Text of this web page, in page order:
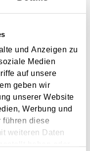
und Anzeigen zu
Medien
auf unsere
geben wir
unserer Website
Werbung und
führen diese
weiteren Daten
und die
vom...
für das